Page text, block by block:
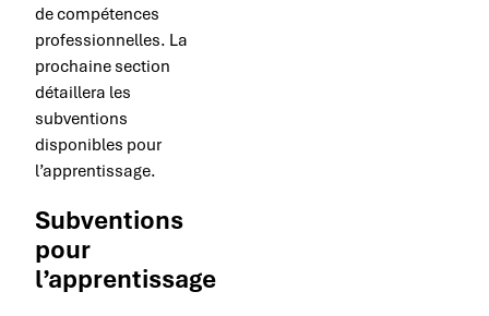
de compétences
professionnelles. La
prochaine section
détaillera les
subventions
disponibles pour
l’apprentissage.
Subventions
pour
l’apprentissage